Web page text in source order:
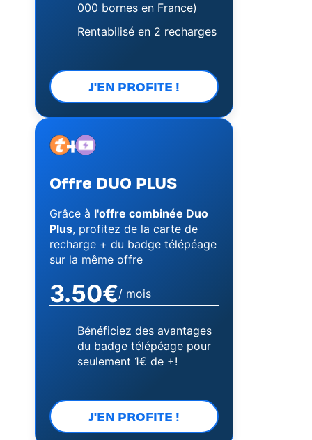
000 bornes en France)
Rentabilisé en 2 recharges
J'EN PROFITE !
Image
+Image
Offre DUO PLUS
Grâce à l'offre combinée Duo
Plus, profitez de la carte de
recharge + du badge télépéage
sur la même offre
3.50€/ mois
Bénéficiez des avantages
du badge télépéage pour
seulement 1€ de +!
J'EN PROFITE !